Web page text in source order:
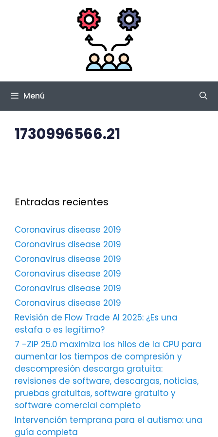
Menú
1730996566.21
Entradas recientes
Coronavirus disease 2019
Coronavirus disease 2019
Coronavirus disease 2019
Coronavirus disease 2019
Coronavirus disease 2019
Coronavirus disease 2019
Revisión de Flow Trade AI 2025: ¿Es una
estafa o es legítimo?
7 -ZIP 25.0 maximiza los hilos de la CPU para
aumentar los tiempos de compresión y
descompresión descarga gratuita:
revisiones de software, descargas, noticias,
pruebas gratuitas, software gratuito y
software comercial completo
Intervención temprana para el autismo: una
guía completa